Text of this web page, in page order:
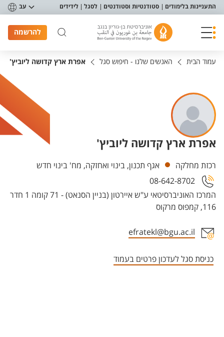
תפריט נגישות
התעניינות בלימודים סטודנטיות וסטודנטים לסגל לידידים עב
להרשמה
עמוד הבית האנשים שלנו - חיפוש סגל אפרת ארץ קדושה ליוביץ'
אפרת ארץ קדושה ליוביץ'
יחידות
רכזת מחלקה אגף תכנון, בינוי ואחזקה, מח' בינוי חדש
המרכז האוניברסיטאי ע"ש איירטון (בניין הסנאט) - 71 קומה 1 חדר
116, קמפוס מרקוס
08-642-8702
efratekl@bgu.ac.il
כניסת סגל לעדכון פרטים בעמוד